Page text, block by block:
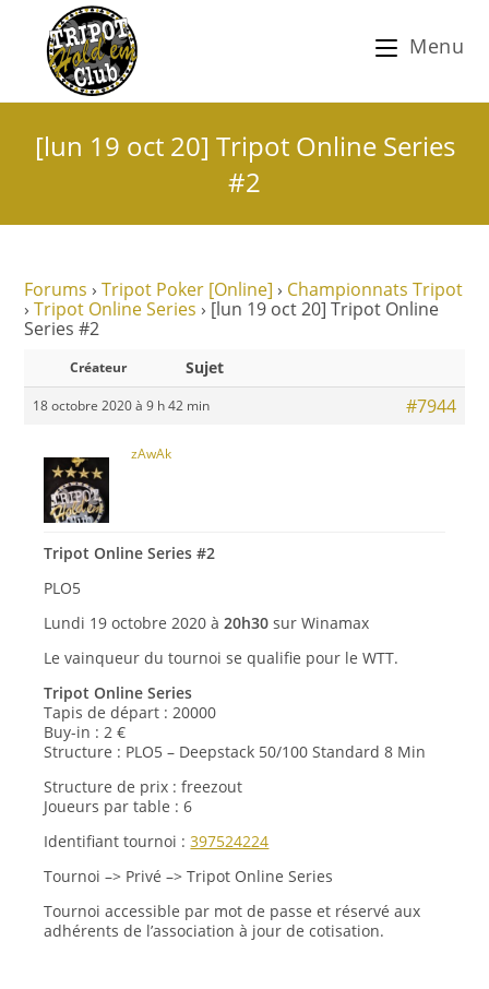
Menu
[lun 19 oct 20] Tripot Online Series
#2
Forums › Tripot Poker [Online] › Championnats Tripot
› Tripot Online Series › [lun 19 oct 20] Tripot Online
Series #2
Créateur Sujet
18 octobre 2020 à 9 h 42 min #7944
zAwAk
Tripot Online Series #2
PLO5
Lundi 19 octobre 2020 à 20h30 sur Winamax
Le vainqueur du tournoi se qualifie pour le WTT.
Tripot Online Series
Tapis de départ : 20000
Buy-in : 2 €
Structure : PLO5 – Deepstack 50/100 Standard 8 Min
Structure de prix : freezout
Joueurs par table : 6
Identifiant tournoi : 397524224
Tournoi –> Privé –> Tripot Online Series
Tournoi accessible par mot de passe et réservé aux
adhérents de l’association à jour de cotisation.